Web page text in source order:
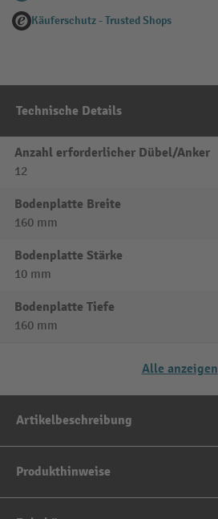
Käuferschutz - Trusted Shops
Technische Details
Anzahl erforderlicher Dübel/Anker
12
Bodenplatte Breite
160 mm
Bodenplatte Stärke
10 mm
Bodenplatte Tiefe
160 mm
Alle anzeigen
Artikelbeschreibung
Produkthinweise